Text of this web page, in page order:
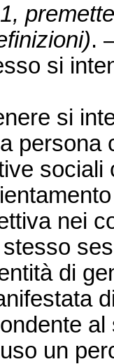
.
si
si
persona
nei
di
un